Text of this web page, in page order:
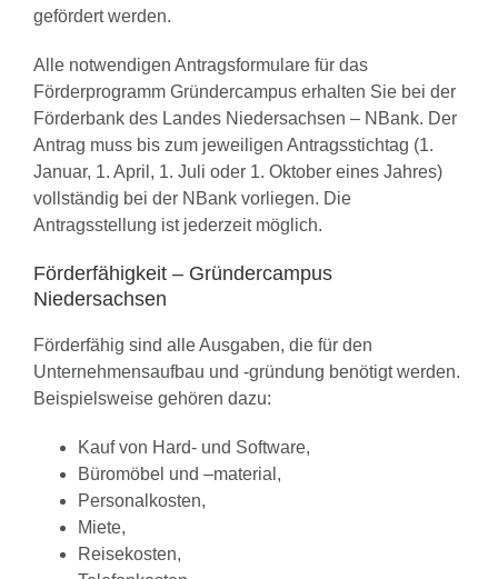
gefördert werden.
Alle notwendigen Antragsformulare für das
Förderprogramm Gründercampus erhalten Sie bei der
Förderbank des Landes Niedersachsen – NBank. Der
Antrag muss bis zum jeweiligen Antragsstichtag (1.
Januar, 1. April, 1. Juli oder 1. Oktober eines Jahres)
vollständig bei der NBank vorliegen. Die
Antragsstellung ist jederzeit möglich.
Förderfähigkeit – Gründercampus
Niedersachsen
Förderfähig sind alle Ausgaben, die für den
Unternehmensaufbau und -gründung benötigt werden.
Beispielsweise gehören dazu:
Kauf von Hard- und Software,
Büromöbel und –material,
Personalkosten,
Miete,
Reisekosten,